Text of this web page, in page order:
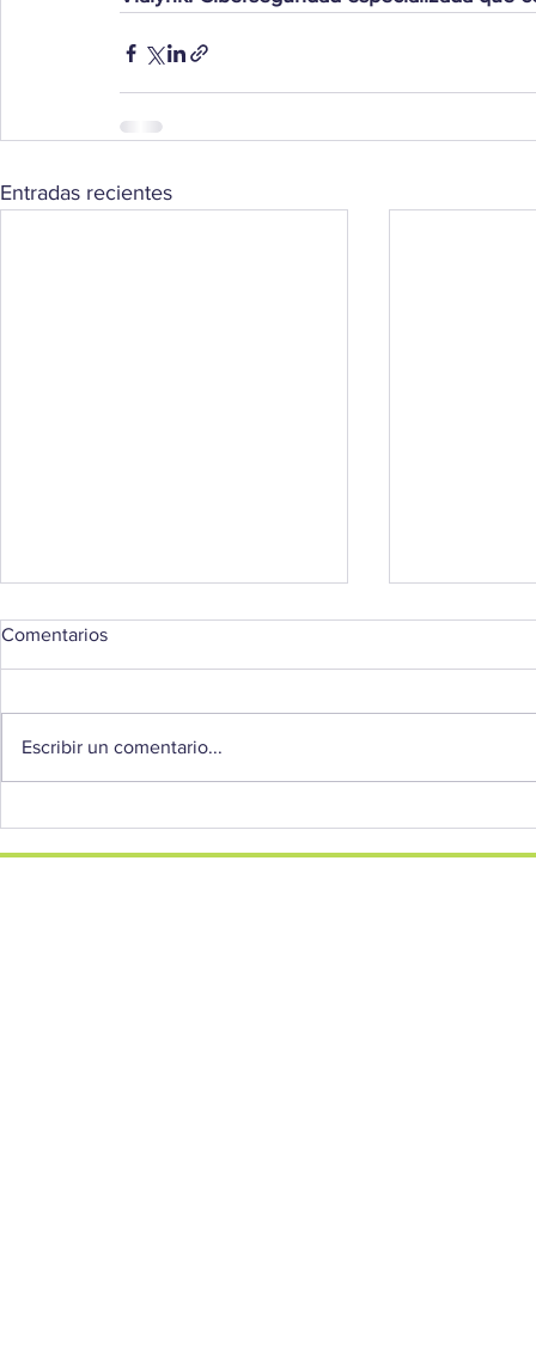
Entradas recientes
fortalecer el crecimiento del
la identidad
Comentarios
Escribir un comentario...